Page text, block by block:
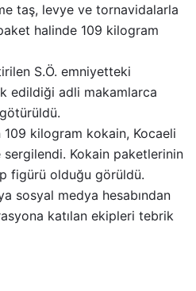
taş, levye ve tornavidalarla
halinde 109 kilogram
S.Ö. emniyetteki
edildiği adli makamlarca
kilogram kokain, Kocaeli
Kokain paketlerinin
figürü olduğu görüldü.
sosyal medya hesabından
katılan ekipleri tebrik